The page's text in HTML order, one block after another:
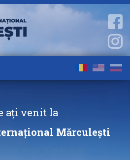
ați venit la
Mărculești